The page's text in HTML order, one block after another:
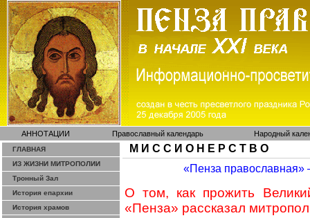
АННОТАЦИИ Православный календарь Народный
ГЛАВНАЯ
ИЗ ЖИЗНИ МИТРОПОЛИИ
Тронный Зал
История епархии
История храмов
М И С С И О Н Е Р С Т В О
«Пенза православная»
О том, как прожить
«Пенза» рассказал